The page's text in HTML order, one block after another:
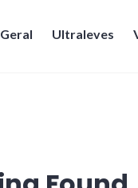
Ultraleves